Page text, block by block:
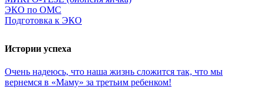
ЭКО по ОМС
Подготовка к ЭКО
Истории успеха
Очень надеюсь, что наша жизнь сложится так, что мы
вернемся в «Маму» за третьим ребенком!